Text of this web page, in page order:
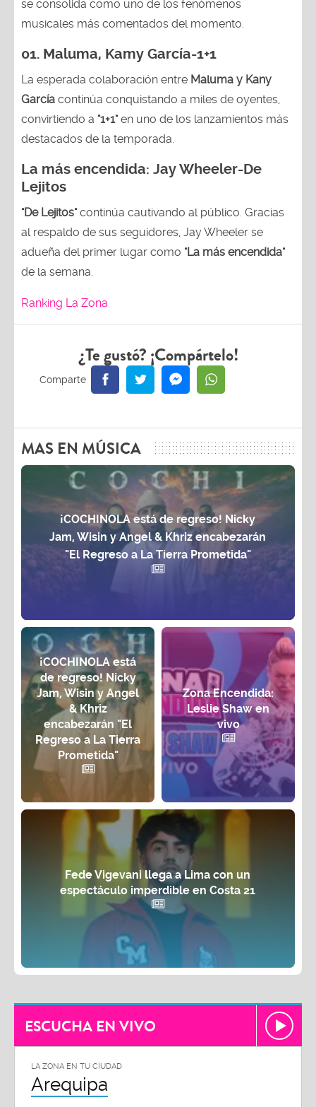
se consolida como uno de los fenómenos
musicales más comentados del momento.
01. Maluma, Kamy García-1+1
La esperada colaboración entre Maluma y Kany
García continúa conquistando a miles de oyentes,
convirtiendo a "1+1"en uno de los lanzamientos más
destacados de la temporada.
La más encendida: Jay Wheeler-De
Lejitos
"De Lejitos"continúa cautivando al público. Gracias
al respaldo de sus seguidores, Jay Wheeler se
adueña del primer lugar como "La más encendida"
de la semana.
Ranking La Zona
¿Te gustó? ¡Compártelo!
MAS EN MÚSICA
¡COCHINOLA está de regreso! Nicky
Jam, Wisin y Angel & Khriz encabezarán
"El Regreso a La Tierra Prometida"
¡COCHINOLA está
de regreso! Nicky
Jam, Wisin y Angel
& Khriz
encabezarán "El
Regreso a La Tierra
Prometida"
Zona Encendida:
Leslie Shaw en
vivo
Fede Vigevani llega a Lima con un
espectáculo imperdible en Costa 21
ESCUCHA EN VIVO
LA ZONA EN TU CIUDAD
Arequipa